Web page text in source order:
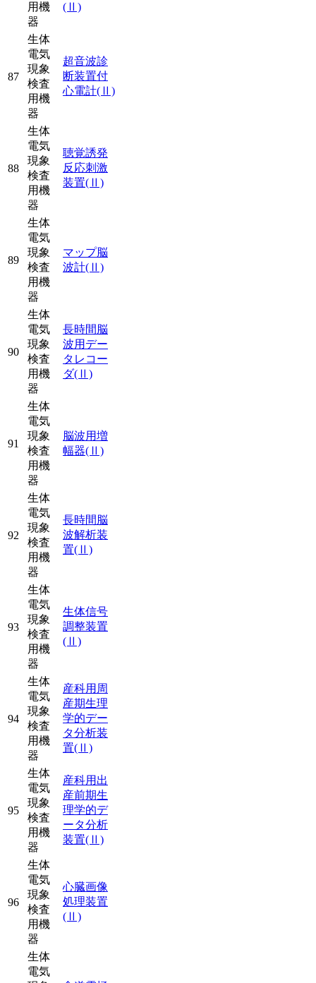
用機
器
(Ⅱ)
87
生体
電気
現象
検査
用機
器
超音波診
断装置付
心電計(Ⅱ)
88
生体
電気
現象
検査
用機
器
聴覚誘発
反応刺激
装置(Ⅱ)
89
生体
電気
現象
検査
用機
器
マップ脳
波計(Ⅱ)
90
生体
電気
現象
検査
用機
器
長時間脳
波用デー
タレコー
ダ(Ⅱ)
91
生体
電気
現象
検査
用機
器
脳波用増
幅器(Ⅱ)
92
生体
電気
現象
検査
用機
器
長時間脳
波解析装
置(Ⅱ)
93
生体
電気
現象
検査
用機
器
生体信号
調整装置
(Ⅱ)
94
生体
電気
現象
検査
用機
器
産科用周
産期生理
学的デー
タ分析装
置(Ⅱ)
95
生体
電気
現象
検査
用機
器
産科用出
産前期生
理学的デ
ータ分析
装置(Ⅱ)
96
生体
電気
現象
検査
用機
器
心臓画像
処理装置
(Ⅱ)
生体
電気